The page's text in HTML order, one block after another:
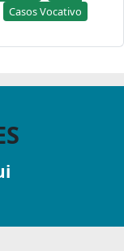
Casos Vocativo